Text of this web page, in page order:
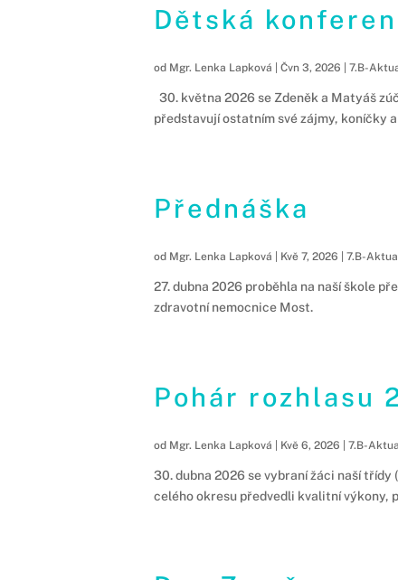
Dětská
od Mgr. Lenka Lapková |Čvn 3, 2026 |7.B-
30. května 2026 se Zdeněk a Matyáš
představují ostatním své zájmy, koníčky
Přednáška
od Mgr. Lenka Lapková Kvě 7, 2026 |7.B-
27. dubna 2026 proběhla na naší škole
zdravotní nemocnice Most.
Pohár rozhlasu
od Mgr. Lenka Lapková Kvě 6, 2026 |7.B-
30. dubna 2026 se vybraní žáci naší
celého okresu předvedli kvalitní výkony,